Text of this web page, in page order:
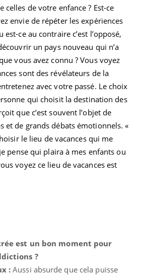
celles de votre enfance ? Est-ce
envie de répéter les expériences
ce au contraire c’est l’opposé,
un pays nouveau qui n’a
vous avez connu ? Vous voyez
sont des révélateurs de la
avec votre passé. Le choix
qui choisit la destination des
que c’est souvent l’objet de
et de grands débats émotionnels. «
le lieu de vacances qui me
pense qui plaira à mes enfants ou
voyez ce lieu de vacances est
est un bon moment pour
?
: Aussi absurde que cela puisse